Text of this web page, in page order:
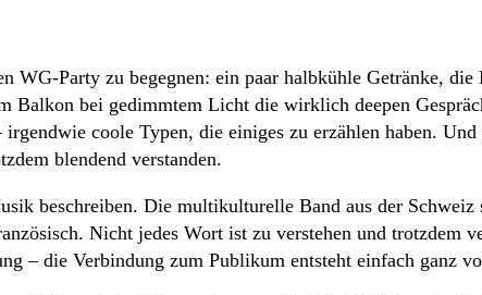
WG-Party zu begegnen: ein paar halbkühle Getränke,
bei gedimmtem Licht die wirklich deepen
coole Typen, die einiges zu erzählen haben.
blendend verstanden.
beschreiben. Die multikulturelle Band aus der Schweiz
Nicht jedes Wort ist zu verstehen und trotzdem
– die Verbindung zum Publikum entsteht einfach ganz